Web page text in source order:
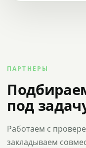
ПАРТНЕРЫ
под
Работаем с
закладываем